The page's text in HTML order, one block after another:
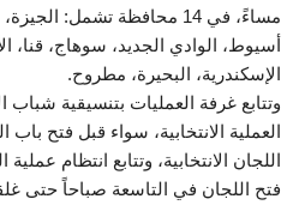
مساءً، في 14 محافظة تشمل:
أسيوط، الوادي الجديد، سوهاج، قنا،
الإسكندرية، البحيرة، مطروح.
وتتابع غرفة العمليات بتنسيقية شباب
العملية الانتخابية، سواء قبل فتح
اللجان الانتخابية، وتتابع انتظام
فتح اللجان في التاسعة صباحاً حتى